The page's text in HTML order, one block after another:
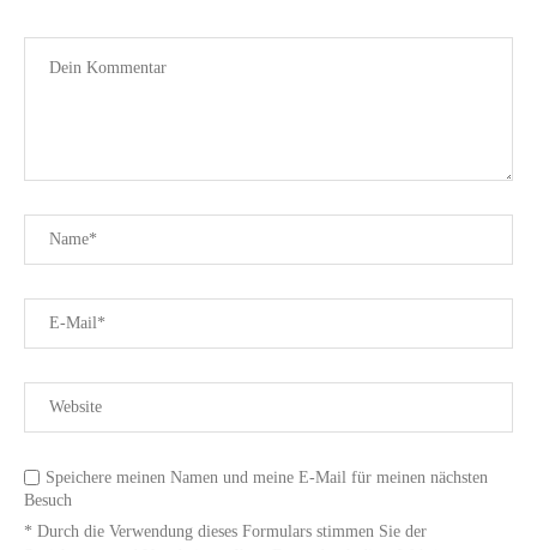
Speichere meinen Namen und meine E-Mail für meinen nächsten
Besuch
* Durch die Verwendung dieses Formulars stimmen Sie der